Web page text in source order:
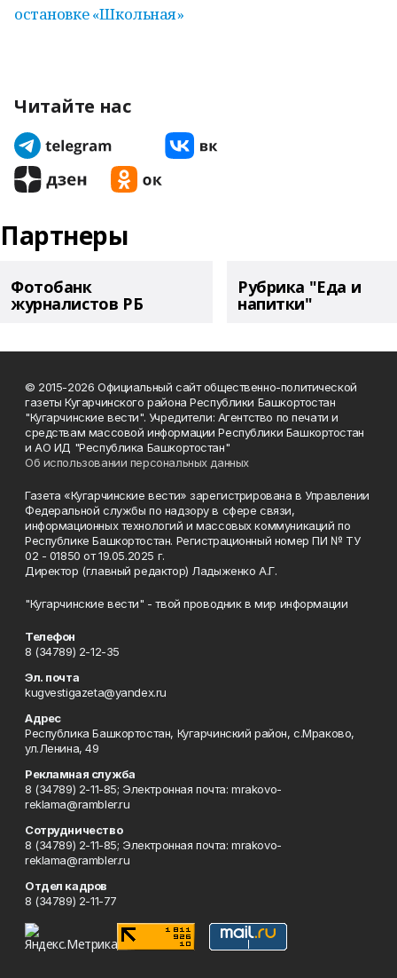
остановке «Школьная»
Читайте нас
Партнеры
Фотобанк
журналистов РБ
Рубрика "Еда и
напитки"
© 2015-2026 Официальный сайт общественно-политической
газеты Кугарчинского района Республики Башкортостан
"Кугарчинские вести". Учредители: Агентство по печати и
средствам массовой информации Республики Башкортостан
и АО ИД "Республика Башкортостан"
Об использовании персональных данных
Газета «Кугарчинские вести» зарегистрирована в Управлении
Федеральной службы по надзору в сфере связи,
информационных технологий и массовых коммуникаций по
Республике Башкортостан. Регистрационный номер ПИ № ТУ
02 - 01850 от 19.05.2025 г.
Директор (главный редактор) Ладыженко А.Г.
"Кугарчинские вести" - твой проводник в мир информации
Телефон
8 (34789) 2-12-35
Эл. почта
kugvestigazeta@yandex.ru
Адрес
Республика Башкортостан, Кугарчинский район, с.Мраково,
ул.Ленина, 49
Рекламная служба
8 (34789) 2-11-85; Электронная почта: mrakovo-
reklama@rambler.ru
Сотрудничество
8 (34789) 2-11-85; Электронная почта: mrakovo-
reklama@rambler.ru
Отдел кадров
8 (34789) 2-11-77